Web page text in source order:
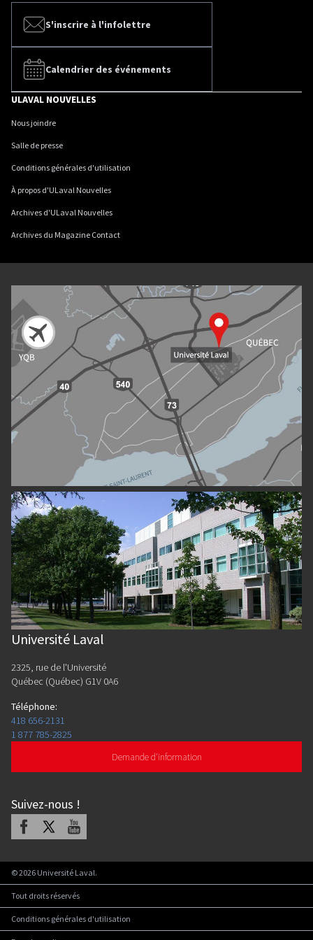
S'inscrire à l'infolettre
Calendrier des événements
ULAVAL NOUVELLES
Nous joindre
Salle de presse
Conditions générales d'utilisation
À propos d'ULaval Nouvelles
Archives d'ULaval Nouvelles
Archives du Magazine Contact
Université Laval
2325, rue de l'Université
Québec (Québec) G1V 0A6
Téléphone:
418 656-2131
1 877 785-2825
Demande d'information
Suivez-nous !
Facebook Youtube
©2026 Université Laval.
Tout droits réservés
Conditions générales d'utilisation